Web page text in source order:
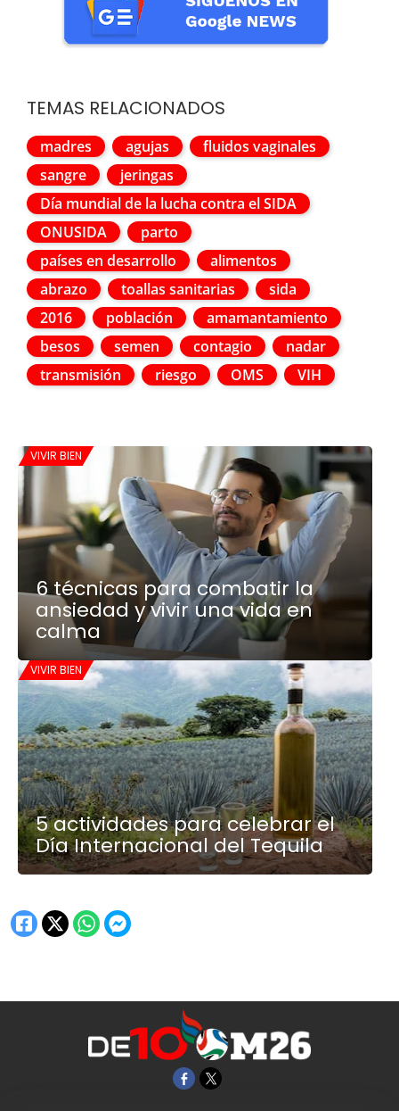
TEMAS RELACIONADOS
madres agujas
fluidos vaginales
sangre
jeringas
Día mundial de la lucha contra el SIDA
ONUSIDA
parto
países en desarrollo
alimentos
abrazo
toallas sanitarias
sida
2016
población
amamantamiento
besos
semen contagio
nadar
transmisión
riesgo OMS VIH
VIVIR BIEN
6 técnicas para combatir la
ansiedad y vivir una vida en
calma
VIVIR BIEN
5 actividades para celebrar el
Día Internacional del Tequila